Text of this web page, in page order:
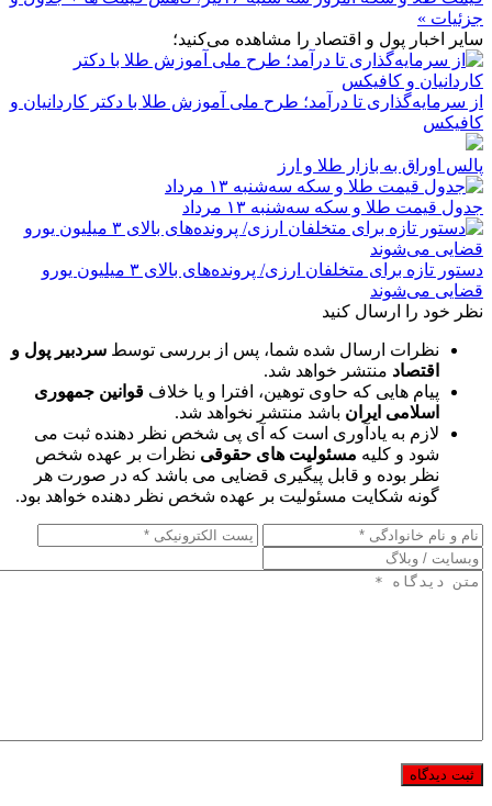
جزئیات »
سایر اخبار پول و اقتصاد را مشاهده می‌کنید؛
از سرمایه‌گذاری تا درآمد؛ طرح ملی آموزش طلا با دکتر کاردانیان و
کافیکس
پالس اوراق به بازار طلا و ارز
جدول قیمت طلا و سکه سه‌شنبه ۱۳ مرداد
دستور تازه برای متخلفان ارزی/ پرونده‌های بالای ۳ میلیون یورو
قضایی می‌شوند
نظر خود را ارسال کنید
نظرات ارسال شده شما، پس از بررسی توسط سردبیر پول و
اقتصاد منتشر خواهد شد.
پیام هایی که حاوی توهین، افترا و یا خلاف قوانین جمهوری
اسلامی ایران باشد منتشر نخواهد شد.
لازم به یادآوری است که آی پی شخص نظر دهنده ثبت می
شود و کلیه مسئولیت های حقوقی نظرات بر عهده شخص
نظر بوده و قابل پیگیری قضایی می باشد که در صورت هر
گونه شکایت مسئولیت بر عهده شخص نظر دهنده خواهد بود.